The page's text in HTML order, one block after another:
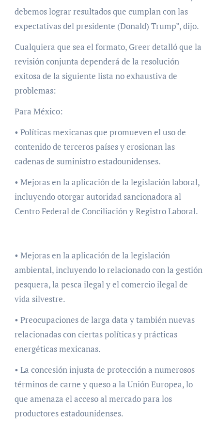
debemos lograr resultados que cumplan con las
expectativas del presidente (Donald) Trump”, dijo.
Cualquiera que sea el formato, Greer detalló que la
revisión conjunta dependerá de la resolución
exitosa de la siguiente lista no exhaustiva de
problemas:
Para México:
• Políticas mexicanas que promueven el uso de
contenido de terceros países y erosionan las
cadenas de suministro estadounidenses.
• Mejoras en la aplicación de la legislación laboral,
incluyendo otorgar autoridad sancionadora al
Centro Federal de Conciliación y Registro Laboral.
• Mejoras en la aplicación de la legislación
ambiental, incluyendo lo relacionado con la gestión
pesquera, la pesca ilegal y el comercio ilegal de
vida silvestre.
• Preocupaciones de larga data y también nuevas
relacionadas con ciertas políticas y prácticas
energéticas mexicanas.
• La concesión injusta de protección a numerosos
términos de carne y queso a la Unión Europea, lo
que amenaza el acceso al mercado para los
productores estadounidenses.